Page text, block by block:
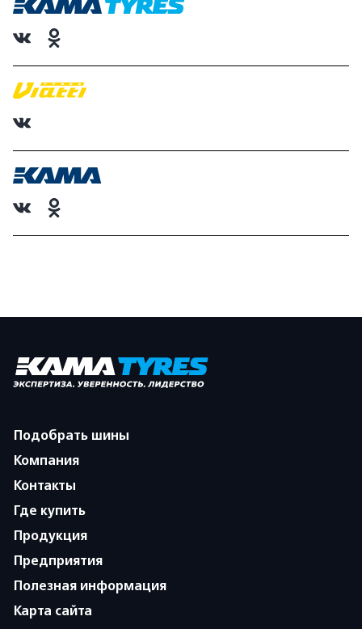
Подобрать шины
Компания
Контакты
Где купить
Продукция
Предприятия
Полезная информация
Карта сайта